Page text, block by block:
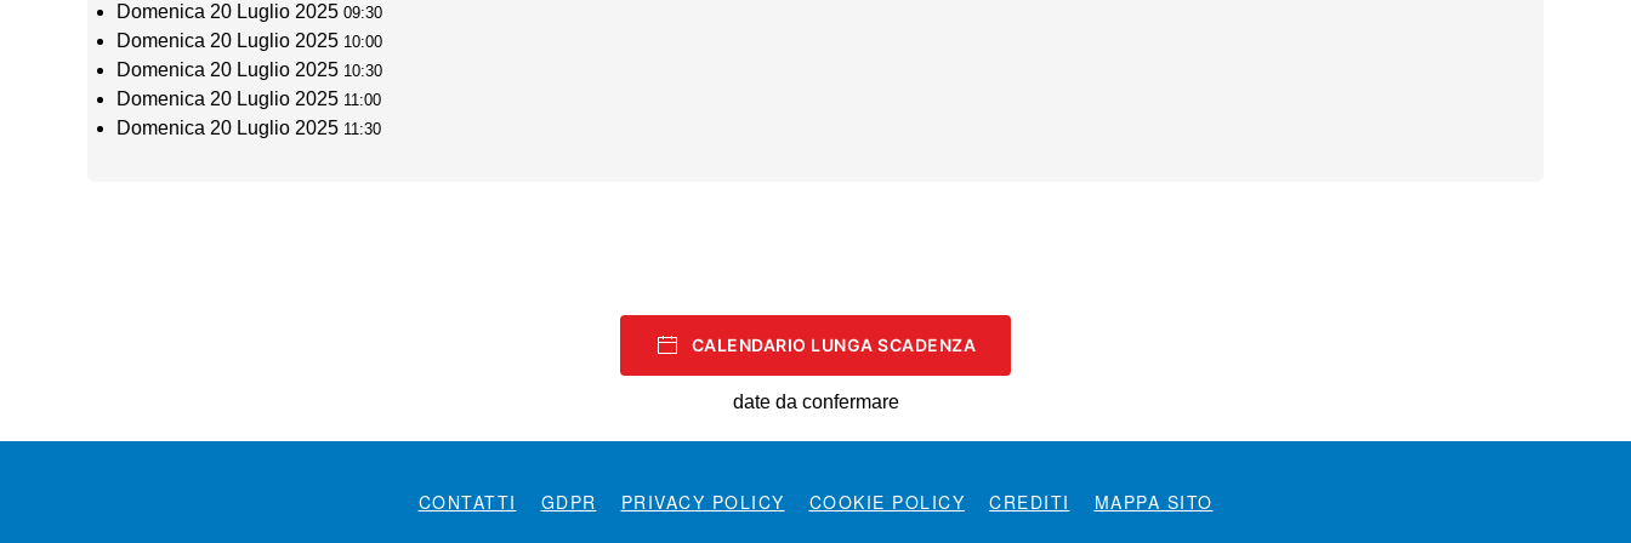
Domenica 20 Luglio 2025 09:30
Domenica 20 Luglio 2025 10:00
Domenica 20 Luglio 2025 10:30
Domenica 20 Luglio 2025 11:00
Domenica 20 Luglio 2025 11:30
CALENDARIO LUNGA SCADENZA
date da confermare
CONTATTI GDPR PRIVACY POLICY COOKIE POLICY CREDITI MAPPA SITO